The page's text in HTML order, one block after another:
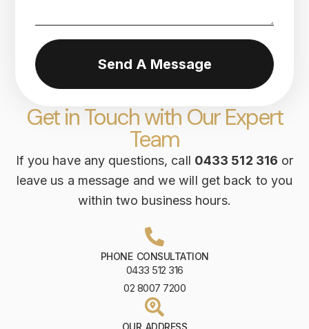
Get in Touch with Our Expert
Team
If you have any questions, call 0433 512 316 or
leave us a message and we will get back to you
within two business hours.
PHONE CONSULTATION
0433 512 316
02 8007 7200
OUR ADDRESS
Send A Message